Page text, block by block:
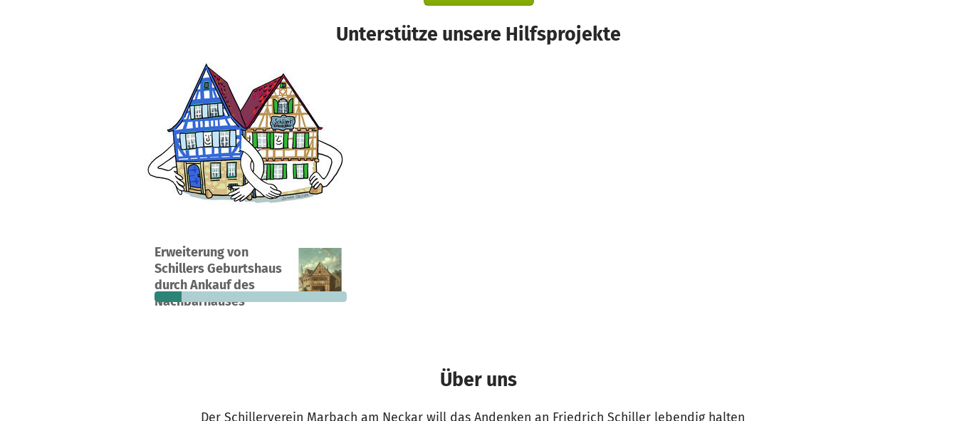
Unterstütze unsere Hilfsprojekte
Erweiterung von
Schillers Geburtshaus
durch Ankauf des
Nachbarhauses
45
Spenden
14 %
finanziert
12.266 €
fehlen noch
Über uns
Der Schillerverein Marbach am Neckar will das Andenken an Friedrich Schiller lebendig halten